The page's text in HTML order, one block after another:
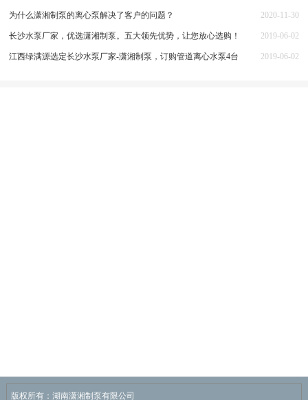
为什么潇湘制泵的离心泵解决了客户的问题？ 2020-11-30
长沙水泵厂家，优选潇湘制泵。五大领先优势，让您放心选购！ 2019-06-02
江西绿满源选定长沙水泵厂家-潇湘制泵，订购管道离心水泵4台 2019-06-02
版权所有：湖南潇湘制泵有限公司